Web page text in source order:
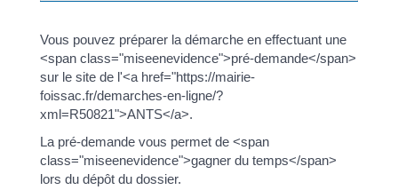
Vous pouvez préparer la démarche en effectuant une
<span class="miseenevidence">pré-demande</span>
sur le site de l'<a href="https://mairie-
foissac.fr/demarches-en-ligne/?
xml=R50821">ANTS</a>.
La pré-demande vous permet de <span
class="miseenevidence">gagner du temps</span>
lors du dépôt du dossier.